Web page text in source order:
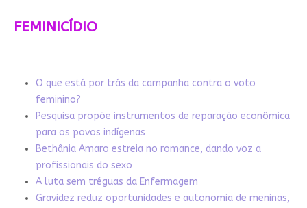
FEMINICÍDIO
O que está por trás da campanha contra o voto
feminino?
Pesquisa propõe instrumentos de reparação econômica
para os povos indígenas
Bethânia Amaro estreia no romance, dando voz a
profissionais do sexo
A luta sem tréguas da Enfermagem
Gravidez reduz oportunidades e autonomia de meninas,